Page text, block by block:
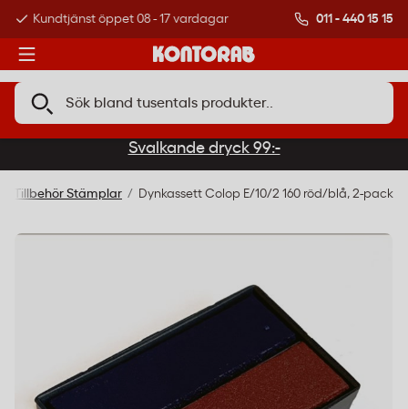
Kundtjänst öppet 08 - 17 vardagar Över 500 000
011 - 440 15 15
Svalkande dryck 99:-
Tillbehör Stämplar Dynkassett Colop E/10/2 160 röd/blå, 2-pack